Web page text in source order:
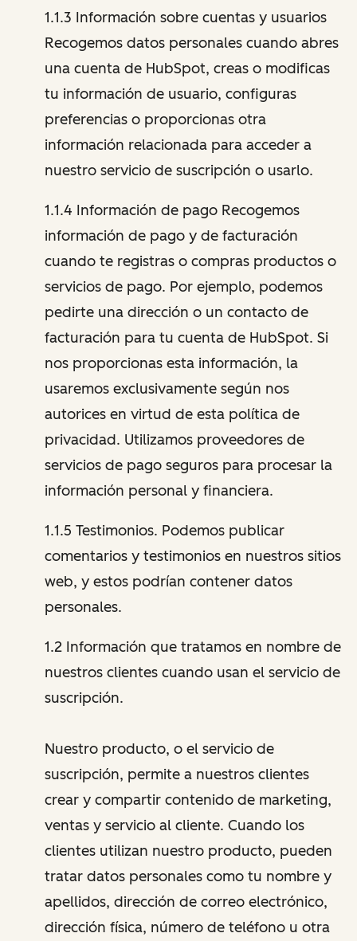
1.1.3 Información sobre cuentas y usuarios
Recogemos datos personales cuando abres
una cuenta de HubSpot, creas o modificas
tu información de usuario, configuras
preferencias o proporcionas otra
información relacionada para acceder a
nuestro servicio de suscripción o usarlo.
1.1.4 Información de pago Recogemos
información de pago y de facturación
cuando te registras o compras productos o
servicios de pago. Por ejemplo, podemos
pedirte una dirección o un contacto de
facturación para tu cuenta de HubSpot. Si
nos proporcionas esta información, la
usaremos exclusivamente según nos
autorices en virtud de esta política de
privacidad. Utilizamos proveedores de
servicios de pago seguros para procesar la
información personal y financiera.
1.1.5 Testimonios. Podemos publicar
comentarios y testimonios en nuestros sitios
web, y estos podrían contener datos
personales.
1.2 Información que tratamos en nombre de
nuestros clientes cuando usan el servicio de
suscripción.
Nuestro producto, o el servicio de
suscripción, permite a nuestros clientes
crear y compartir contenido de marketing,
ventas y servicio al cliente. Cuando los
clientes utilizan nuestro producto, pueden
tratar datos personales como tu nombre y
apellidos, dirección de correo electrónico,
dirección física, número de teléfono u otra